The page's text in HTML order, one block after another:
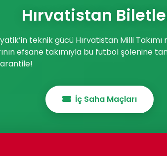
Hırvatistan
teknik gücü Hırvatistan Milli
efsane takımıyla bu futbol şölenine
İç Saha Maçları